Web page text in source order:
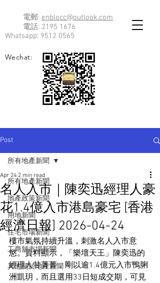
電郵: enblocc@outlook.com
電話: 2195 1676
Whatsapp: 9512 0565
Wechat:
Post
所有地產新聞
地產政策新聞
用地新聞
住宅市場新聞
工商舖市場新聞
其他關於地產新聞
所有地產新聞
名人入市｜陳奕迅經理人豪
花1.4億入市港島豪宅 [香港
經濟日報] 2026-04-24
Apr 24 2 min read
樓市氣氛持續升溫，刺激名人入市意
慾。資料顯示，「樂壇天王」陳奕迅的
經理人甘菁菁，剛以逾1.4億元入市鴨脷
洲凱玥，而且選用33日短成交期，可見